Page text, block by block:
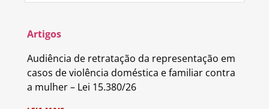
Artigos
Audiência de retratação da representação em
casos de violência doméstica e familiar contra
a mulher – Lei 15.380/26